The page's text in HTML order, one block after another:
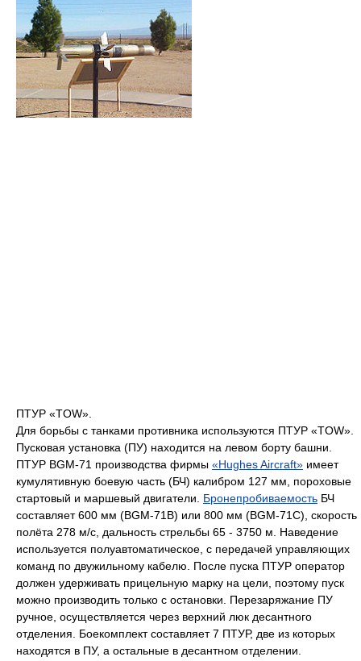
ПТУР «TOW».
Для борьбы с танками противника используются ПТУР «TOW».
Пусковая установка (ПУ) находится на левом борту башни.
ПТУР BGM-71 производства фирмы «Hughes Aircraft» имеет
кумулятивную боевую часть (БЧ) калибром 127 мм, пороховые
стартовый и маршевый двигатели. Бронепробиваемость БЧ
составляет 600 мм (BGM-71B) или 800 мм (BGM-71С), скорость
полёта 278 м/с, дальность стрельбы 65 - 3750 м. Наведение
используется полуавтоматическое, с передачей управляющих
команд по двужильному кабелю. После пуска ПТУР оператор
должен удерживать прицельную марку на цели, поэтому пуск
можно производить только с остановки. Перезаряжание ПУ
ручное, осуществляется через верхний люк десантного
отделения. Боекомплект составляет 7 ПТУР, две из которых
находятся в ПУ, а остальные в десантном отделении.